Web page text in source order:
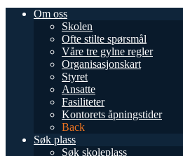
Om oss
Skolen
Ofte stilte spørsmål
Våre tre gylne regler
Organisasjonskart
Styret
Ansatte
Fasiliteter
Kontorets åpningstider
Back
Søk plass
Søk skoleplass